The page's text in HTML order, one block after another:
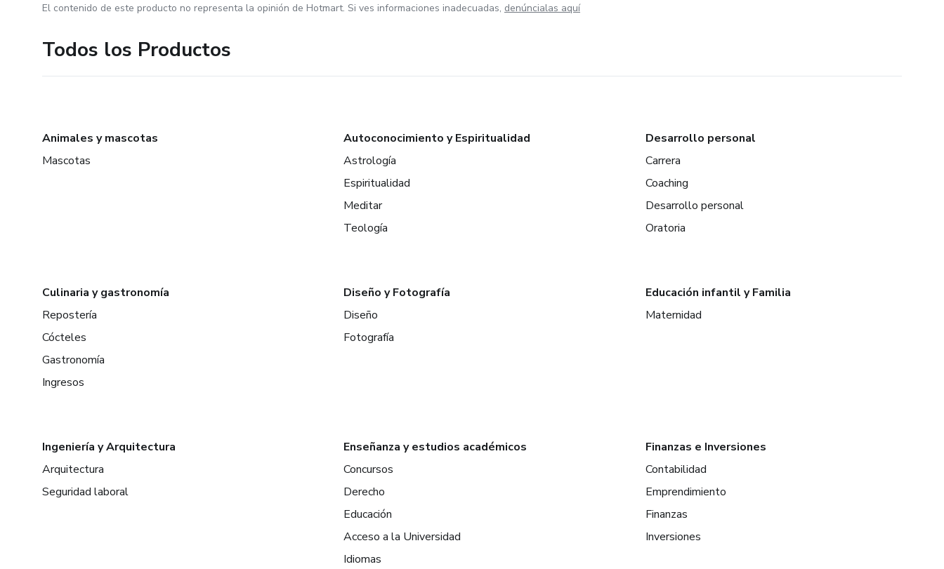
El contenido de este producto no representa la opinión de Hotmart. Si ves informaciones inadecuadas, denúncialas aquí
Todos los Productos
Animales y mascotas
Mascotas
Autoconocimiento y Espiritualidad
Astrología
Espiritualidad
Meditar
Teología
Desarrollo personal
Carrera
Coaching
Desarrollo personal
Oratoria
Culinaria y gastronomía
Repostería
Cócteles
Gastronomía
Ingresos
Diseño y Fotografía
Diseño
Fotografía
Educación infantil y Familia
Maternidad
Ingeniería y Arquitectura
Arquitectura
Seguridad laboral
Enseñanza y estudios académicos
Concursos
Derecho
Educación
Acceso a la Universidad
Idiomas
Finanzas e Inversiones
Contabilidad
Emprendimiento
Finanzas
Inversiones